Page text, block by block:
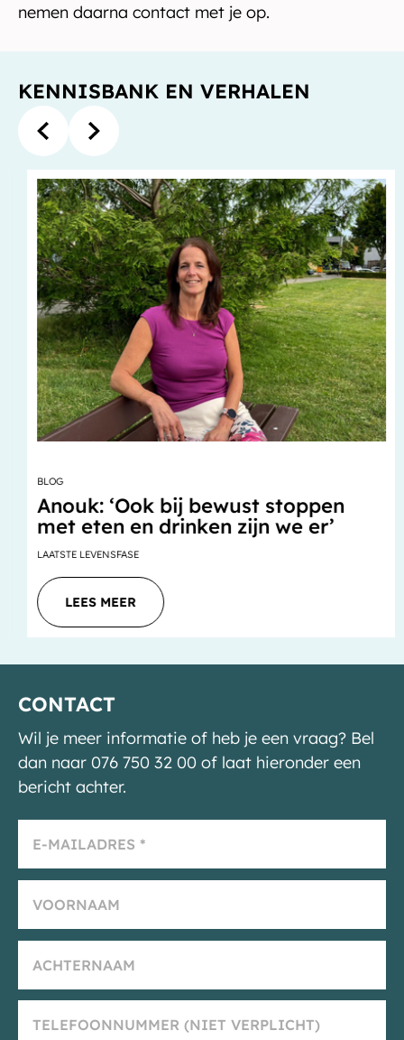
nemen daarna contact met je op.
KENNISBANK EN VERHALEN
BLOG
Anouk: ‘Ook bij bewust stoppen
met eten en drinken zijn we er’
LAATSTE LEVENSFASE
LEES MEER
CONTACT
Wil je meer informatie of heb je een vraag? Bel
dan naar 076 750 32 00 of laat hieronder een
bericht achter.